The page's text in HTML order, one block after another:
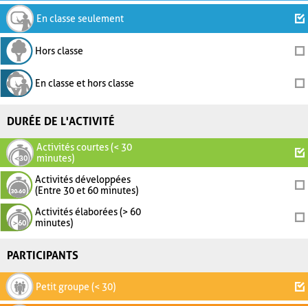
En classe seulement
Hors classe
En classe et hors classe
DURÉE DE L'ACTIVITÉ
Activités courtes (< 30
minutes)
Activités développées
(Entre 30 et 60 minutes)
Activités élaborées (> 60
minutes)
PARTICIPANTS
Petit groupe (< 30)